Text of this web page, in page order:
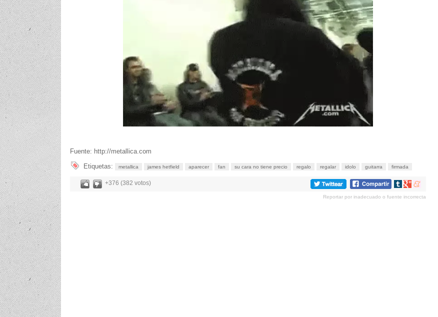
Fuente: http://metallica.com
Etiquetas:
metallica james hetfield aparecer fan su cara no tiene precio regalo regalar idolo guitarra firmada
+376 (382 votos)
Compartir
tumblr
Compartir
Google+
Compartir
meneame
Reportar por inadecuado o fuente incorrecta